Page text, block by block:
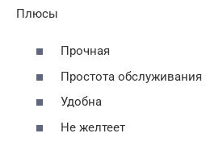
Плюсы
Прочная
Простота обслуживания
Удобна
Не желтеет